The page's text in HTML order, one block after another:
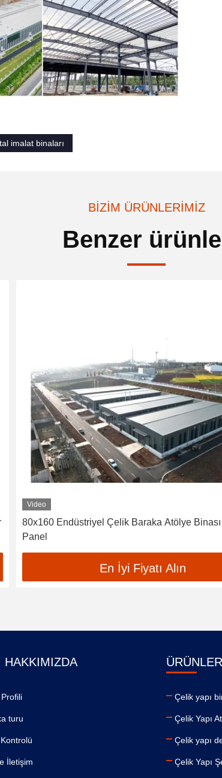
imalat binaları
BIZIM ÜRÜNLERIMIZ
Benzer
Video
80x160 Endüstriyel Çelik Baraka Atölye
Panel
En İyi Fiyatı Alın
HAKKIMIZDA
turu
İletişim
ÜRÜNLER
Çelik yapı
Çelik Yapı
Çelik yapı
Çelik Yapı